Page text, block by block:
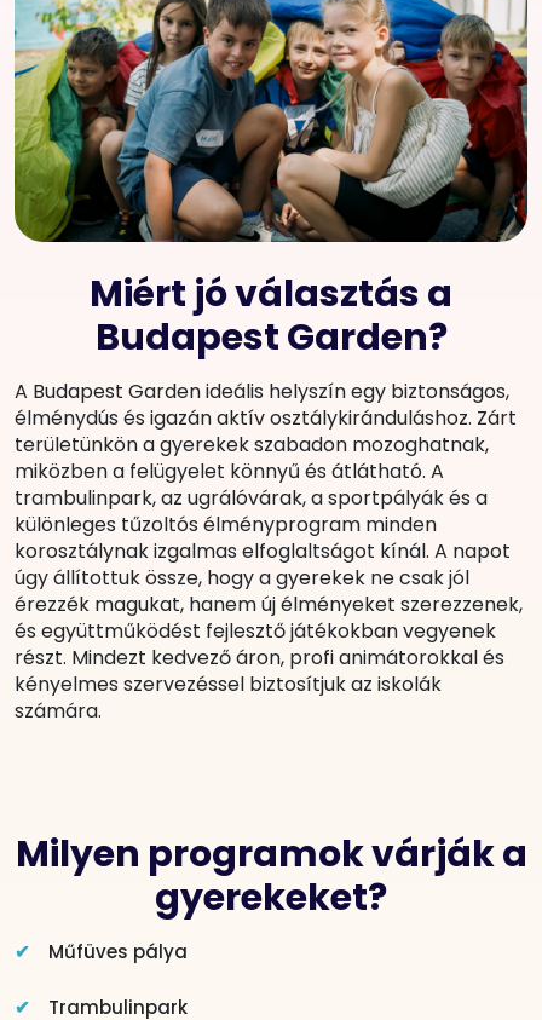
Miért jó választás a
Budapest Garden?
A Budapest Garden ideális helyszín egy biztonságos,
élménydús és igazán aktív osztálykiránduláshoz. Zárt
területünkön a gyerekek szabadon mozoghatnak,
miközben a felügyelet könnyű és átlátható. A
trambulinpark, az ugrálóvárak, a sportpályák és a
különleges tűzoltós élményprogram minden
korosztálynak izgalmas elfoglaltságot kínál. A napot
úgy állítottuk össze, hogy a gyerekek ne csak jól
érezzék magukat, hanem új élményeket szerezzenek,
és együttműködést fejlesztő játékokban vegyenek
részt. Mindezt kedvező áron, profi animátorokkal és
kényelmes szervezéssel biztosítjuk az iskolák
számára.
Milyen programok várják a
gyerekeket?
Műfüves pálya
Trambulinpark